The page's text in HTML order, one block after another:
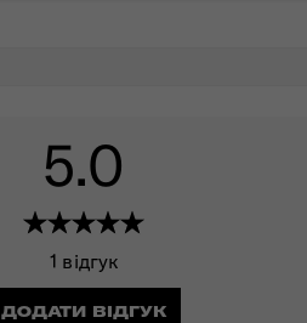
5.0
1 відгук
ДОДАТИ ВІДГУК